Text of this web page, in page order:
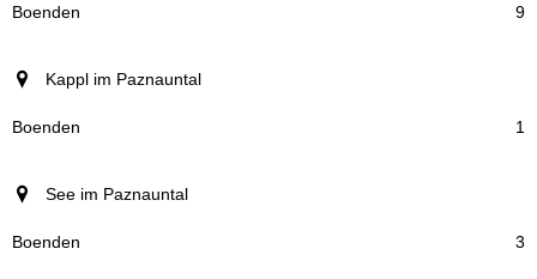
9
Kappl im Paznauntal
1
See im Paznauntal
3